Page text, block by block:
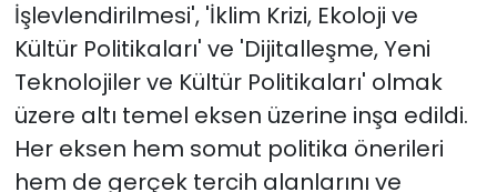
İşlevlendirilmesi', 'İklim Krizi, Ekoloji ve
Kültür Politikaları' ve 'Dijitalleşme, Yeni
Teknolojiler ve Kültür Politikaları' olmak
üzere altı temel eksen üzerine inşa edildi.
Her eksen hem somut politika önerileri
hem de gerçek tercih alanlarını ve